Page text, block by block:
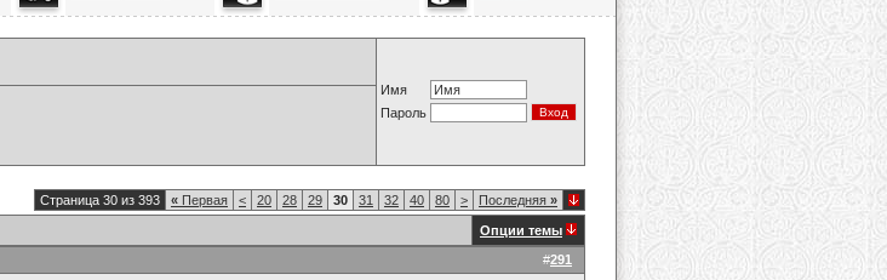
Имя
Пароль
Страница 30 из 393 « Первая < 20 28 29 30 31 32 40 80 > Последняя »
Опции темы
#291